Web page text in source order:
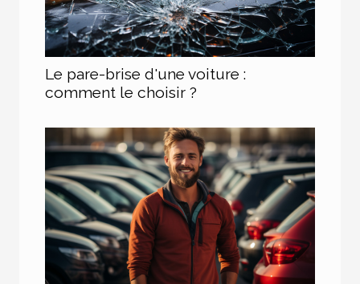
Le pare-brise d'une voiture :
comment le choisir ?